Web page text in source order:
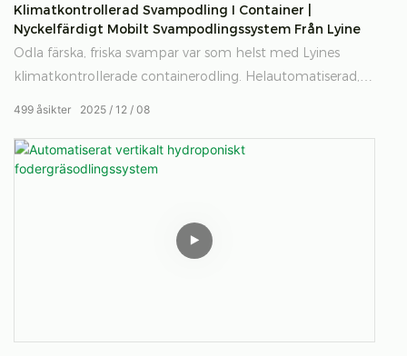
Klimatkontrollerad Svampodling I Container |
Nyckelfärdigt Mobilt Svampodlingssystem Från Lyine
Odla färska, friska svampar var som helst med Lyines
klimatkontrollerade containerodling. Helautomatiserad,
hållbarhet.
2025 12 08
499 åsikter